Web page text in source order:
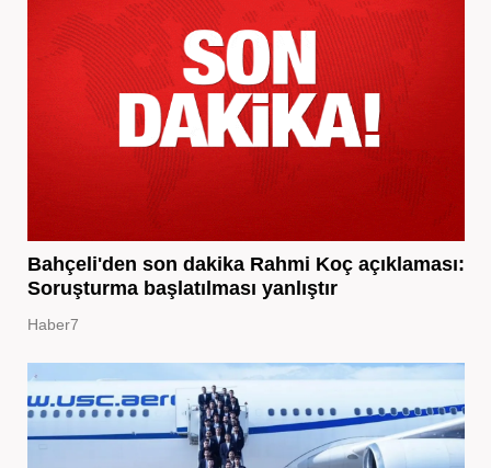
Bahçeli'den son dakika Rahmi Koç açıklaması:
Soruşturma başlatılması yanlıştır
Haber7